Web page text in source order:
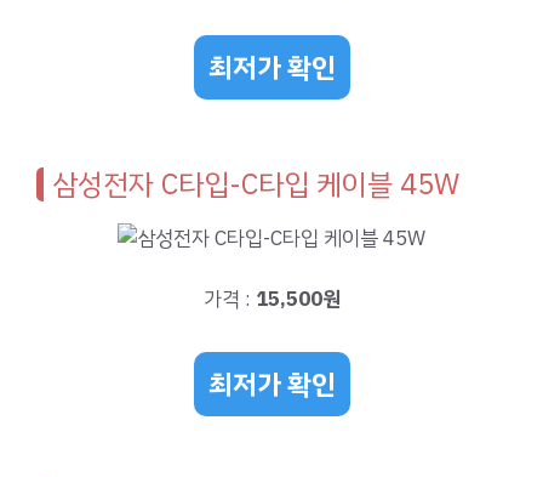
최저가 확인
삼성전자 C타입-C타입 케이블 45W
가격 : 15,500원
최저가 확인